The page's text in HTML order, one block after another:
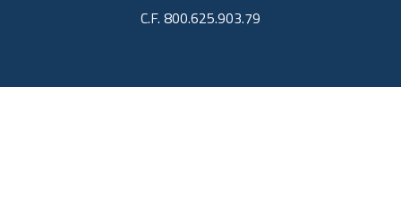
C.F. 800.625.903.79